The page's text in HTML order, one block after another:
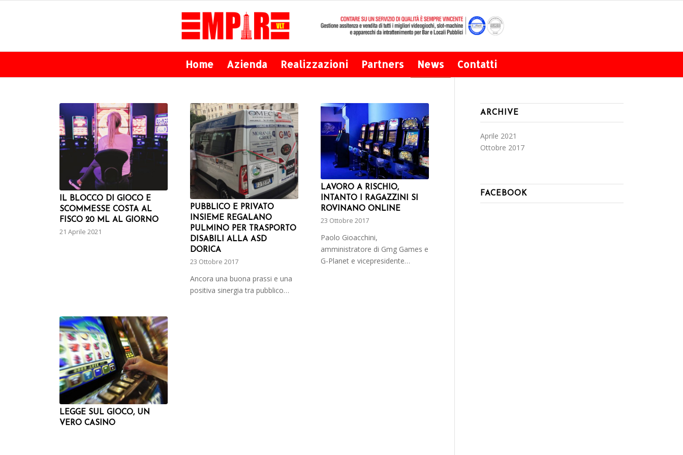
Home Azienda Realizzazioni Partners News Contatti
IL BLOCCO DI GIOCO E
SCOMMESSE COSTA AL
FISCO 20 ML AL GIORNO
21 Aprile 2021
PUBBLICO E PRIVATO
INSIEME REGALANO
PULMINO PER TRASPORTO
DISABILI ALLA ASD
DORICA
23 Ottobre 2017
Ancora una buona prassi e una
positiva sinergia tra pubblico…
LAVORO A RISCHIO,
INTANTO I RAGAZZINI SI
ROVINANO ONLINE
23 Ottobre 2017
Paolo Gioacchini,
amministratore di Gmg Games e
G-Planet e vicepresidente…
LEGGE SUL GIOCO, UN
VERO CASINO
ARCHIVE
Aprile 2021
Ottobre 2017
FACEBOOK